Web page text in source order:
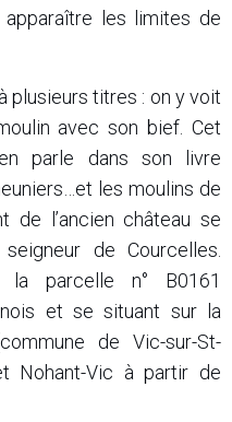
les limites de
plusieurs titres : on y voit
avec son bief. Cet
parle dans son livre
les moulins de
de l’ancien château se
de Courcelles.
parcelle n° B0161
et se situant sur la
de Vic-sur-St-
Nohant-Vic à partir de